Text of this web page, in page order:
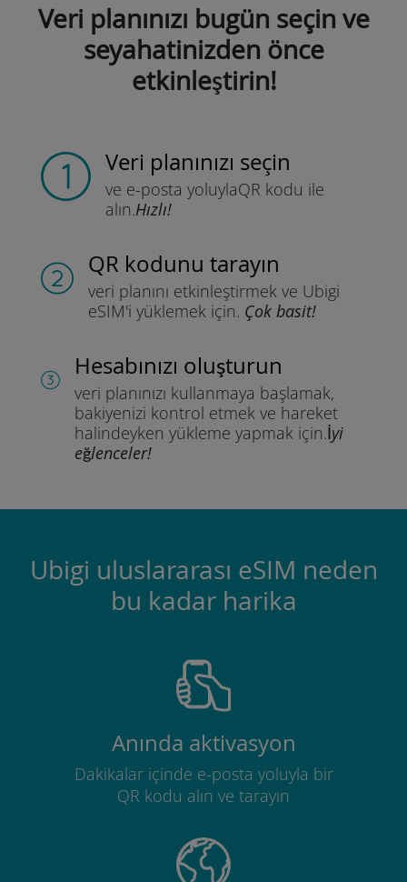
Veri planınızı bugün seçin ve
seyahatinizden önce
etkinleştirin!
Veri planınızı seçin
ve e-posta yoluylaQR kodu ile
alın.Hızlı!
QR kodunu tarayın
veri planını etkinleştirmek ve Ubigi
eSIM'i yüklemek için. Çok basit!
Hesabınızı oluşturun
veri planınızı kullanmaya başlamak,
bakiyenizi kontrol etmek ve hareket
halindeyken yükleme yapmak için.İyi
eğlenceler!
Ubigi uluslararası eSIM neden
bu kadar harika
Anında aktivasyon
Dakikalar içinde e-posta yoluyla bir
QR kodu alın ve tarayın